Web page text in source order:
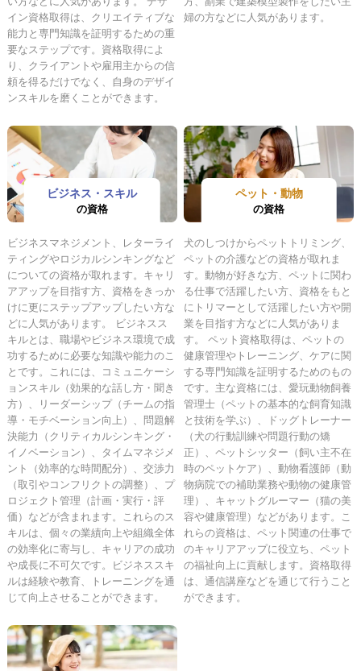
イン資格取得は、クリエイティブな
能力と専門知識を証明するための重
要なステップです。資格取得によ
り、クライアントや雇用主からの信
頼を得るだけでなく、自身のデザイ
ンスキルを磨くことができます。
婦の方などに人気があります。
ビジネス・スキル
の資格
ビジネスマネジメント、レターライ
ティングやロジカルシンキングなど
についての資格が取れます。キャリ
アアップを目指す方、資格をきっか
けに更にステップアップしたい方な
どに人気があります。 ビジネスス
キルとは、職場やビジネス環境で成
功するために必要な知識や能力のこ
とです。これには、コミュニケーシ
ョンスキル（効果的な話し方・聞き
方）、リーダーシップ（チームの指
導・モチベーション向上）、問題解
決能力（クリティカルシンキング・
イノベーション）、タイムマネジメ
ント（効率的な時間配分）、交渉力
（取引やコンフリクトの調整）、プ
ロジェクト管理（計画・実行・評
価）などが含まれます。これらのス
キルは、個々の業績向上や組織全体
の効率化に寄与し、キャリアの成功
や成長に不可欠です。ビジネススキ
ルは経験や教育、トレーニングを通
じて向上させることができます。
ペット・動物
の資格
犬のしつけからペットトリミング、
ペットの介護などの資格が取れま
す。動物が好きな方、ペットに関わ
る仕事で活躍したい方、資格をもと
にトリマーとして活躍したい方や開
業を目指す方などに人気がありま
す。 ペット資格取得は、ペットの
健康管理やトレーニング、ケアに関
する専門知識を証明するためのもの
です。主な資格には、愛玩動物飼養
管理士（ペットの基本的な飼育知識
と技術を学ぶ）、ドッグトレーナー
（犬の行動訓練や問題行動の矯
正）、ペットシッター（飼い主不在
時のペットケア）、動物看護師（動
物病院での補助業務や動物の健康管
理）、キャットグルーマー（猫の美
容や健康管理）などがあります。こ
れらの資格は、ペット関連の仕事で
のキャリアアップに役立ち、ペット
の福祉向上に貢献します。資格取得
は、通信講座などを通じて行うこと
ができます。